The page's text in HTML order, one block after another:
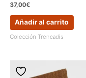
37,00€
Añadir al carrito
Colección Trencadis